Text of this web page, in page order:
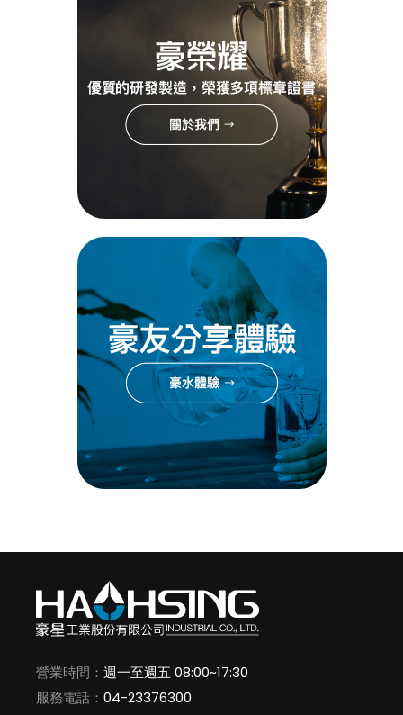
營業時間： 週一至週五 08:00~17:30
服務電話： 04-23376300